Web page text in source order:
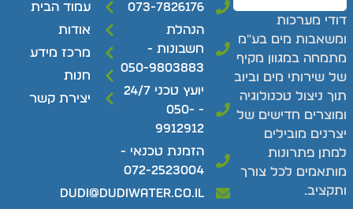
מערכות
מים בע"מ
במגוון מקיף
שירותי מים וביוב
ניצול טכנולוגיה
חדישים של
מובילים
פתרונות
לכל צורך
073-7826176
הנהלת
חשבונות -
050-9803883
יועץ טכני 24/7
- 050-
9912912
הזמנת טכנאי -
072-2523004
dudi@dudiwater.co.il
עמוד הבית
אודות
מרכז מידע
חנות
יצירת קשר